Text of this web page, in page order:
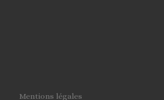
Mentions légales